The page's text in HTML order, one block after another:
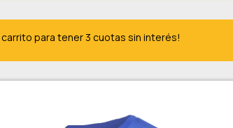
carrito para tener 3 cuotas sin interés!